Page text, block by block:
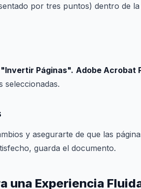
por tres puntos) dentro de
"Invertir Páginas". Adobe Acrobat
seleccionadas.
y asegurarte de que las
guarda el documento.
una Experiencia